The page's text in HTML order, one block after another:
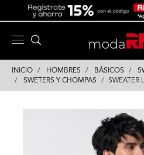
INICIO HOMBRES BÁSICOS
SWETERS Y CHOMPAS
SWEATER